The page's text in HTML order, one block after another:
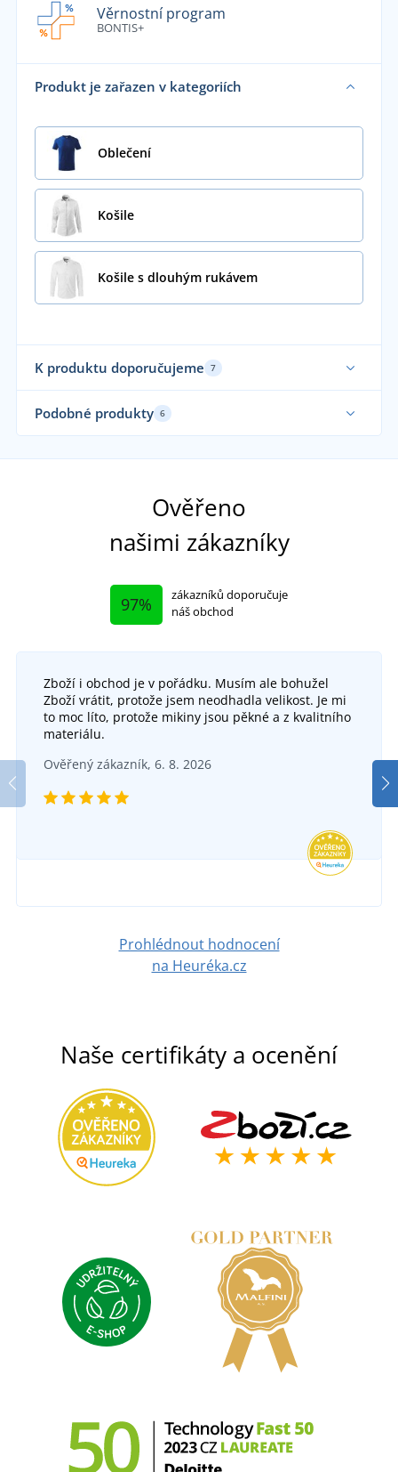
Věrnostní program
BONTIS+
Produkt je zařazen v kategoriích
Oblečení
Košile
Košile s dlouhým rukávem
K produktu doporučujeme 7
Pruhovaná kravata Sports Stripe
SKLADEM
Podobné produkty 6
Pánská kostkovaná košile JN617
935 Kč
Ověřeno
našimi zákazníky
97%
zákazníků doporučuje
náš obchod
Zboží i obchod je v pořádku. Musím ale bohužel
Zboží vrátit, protože jsem neodhadla velikost. Je mi
to moc líto, protože mikiny jsou pěkné a z kvalitního
materiálu.
Ověřený zákazník, 6. 8. 2026
Prohlédnout hodnocení
na Heuréka.cz
Naše certifikáty a ocenění